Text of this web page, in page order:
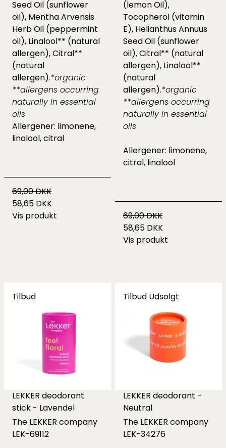
Seed Oil (sunflower
oil), Mentha Arvensis
Herb Oil (peppermint
oil), Linalool** (natural
allergen), Citral**
(natural
allergen).*organic
**allergens occurring
naturally in essential
oils
Allergener: limonene,
linalool, citral
69,00 DKK
58,65 DKK
Vis produkt
(lemon Oil),
Tocopherol (vitamin
E), Helianthus Annuus
Seed Oil (sunflower
oil), Citral** (natural
allergen), Linalool**
(natural
allergen).*organic
**allergens occurring
naturally in essential
oils
Allergener: limonene,
citral, linalool
69,00 DKK
58,65 DKK
Vis produkt
Tilbud
LEKKER deodorant
stick - Lavendel
The LEKKER company
LEK-69112
Tilbud Udsolgt
LEKKER deodorant -
Neutral
The LEKKER company
LEK-34276